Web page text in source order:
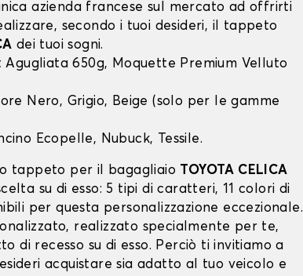
azienda francese sul mercato ad offrirti
secondo i tuoi desideri, il tappeto
dei tuoi sogni.
Agugliata 650g, Moquette Premium Velluto
Nero, Grigio, Beige (solo per le gamme
Ecopelle, Nubuck, Tessile.
tappeto per il bagagliaio TOYOTA CELICA
su di esso: 5 tipi di caratteri, 11 colori di
per questa personalizzazione eccezionale.
realizzato specialmente per te,
di recesso su di esso. Perciò ti invitiamo a
acquistare sia adatto al tuo veicolo e